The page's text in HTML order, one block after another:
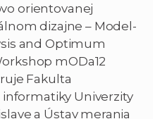
orientovanej
dizajne – Model-
and Optimum
mODa12
Fakulta
Univerzity
a Ústav merania